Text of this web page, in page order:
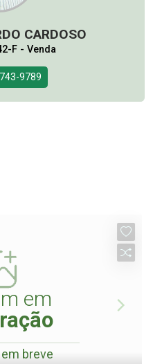
CARDOSO
F - Venda
9789
em
breve